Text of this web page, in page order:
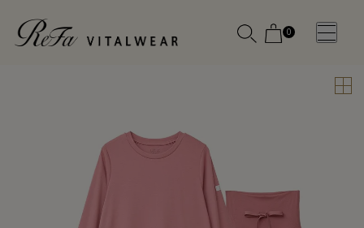
0
WOMEN SLEEP WEAR
アクセ
サリー
SLEEP WEAR
アクセ
サリー